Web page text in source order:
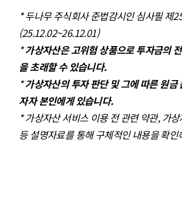
* 두나무 주식회사 준법감시인 심사필 제
(25.12.02~26.12.01)
*가상자산은 고위험 상품으로 투자금의
을 초래할 수 있습니다.
*가상자산의 투자 판단 및 그에 따른 원금
자자 본인에게 있습니다.
* 가상자산 서비스 이용 전 관련 약관, 가
등 설명자료를 통해 구체적인 내용을 확